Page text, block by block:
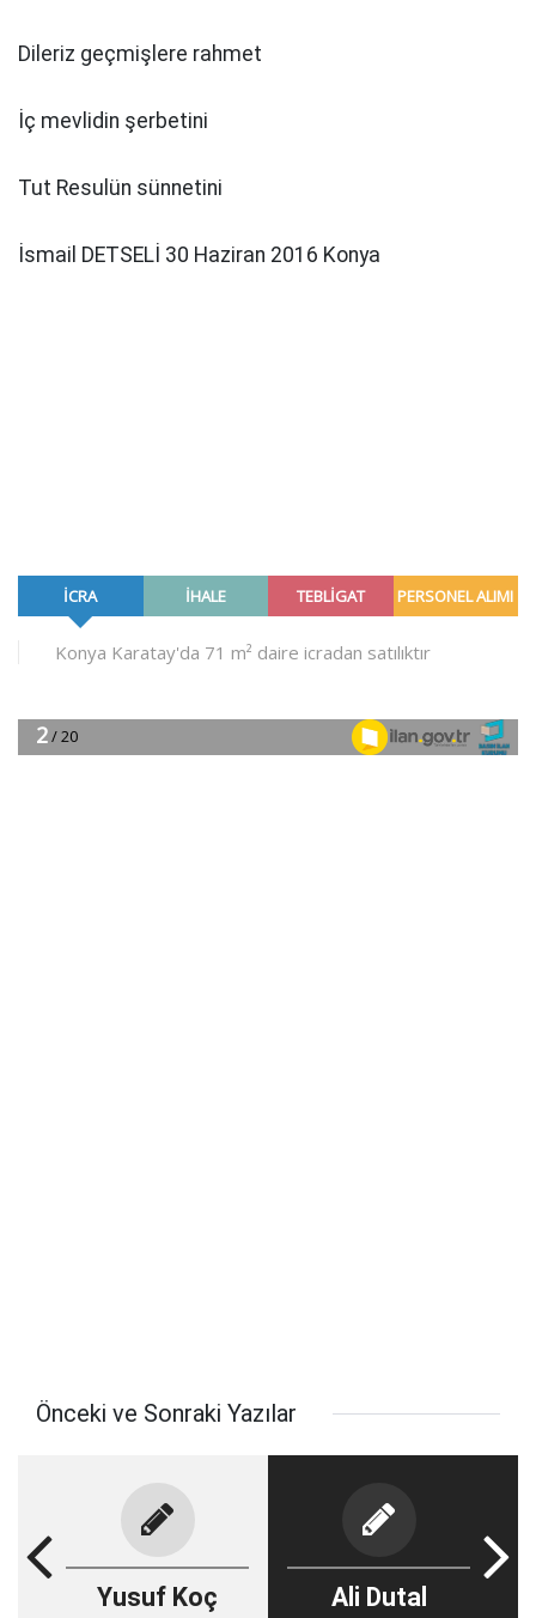
Dileriz geçmişlere rahmet
İç mevlidin şerbetini
Tut Resulün sünnetini
İsmail DETSELİ 30 Haziran 2016 Konya
Önceki ve Sonraki Yazılar
Yusuf Koç Ali Dutal